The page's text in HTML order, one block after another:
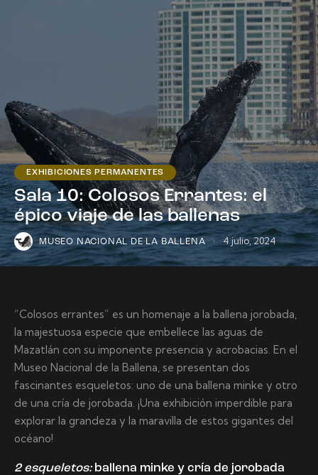
EXHIBICIONES PERMANENTES
Sala 10: Colosos Errantes: el
épico viaje de las ballenas
MUSEO NACIONAL DE LA BALLENA 4 julio, 2024
“Colosos errantes” es un homenaje a la ballena jorobada,
la majestuosa especie que embellece las aguas de
Mazatlán con su imponente presencia y acrobacias. En el
Museo Nacional de la Ballena, se presentan dos
fascinantes esqueletos: uno de una ballena minke y otro
de una cría de jorobada. ¡Una exhibición imperdible para
explorar la grandeza y la maravilla de estos gigantes del
océano!
2 esqueletos:ballena minke y cría de jorobada